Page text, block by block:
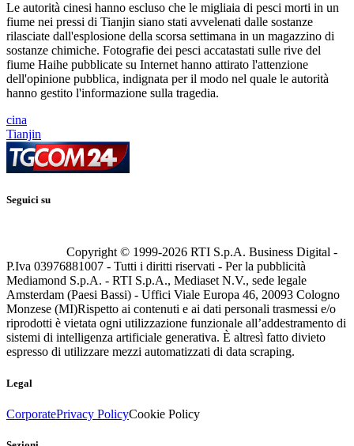
Le autorità cinesi hanno escluso che le migliaia di pesci morti in un
fiume nei pressi di Tianjin siano stati avvelenati dalle sostanze
rilasciate dall'esplosione della scorsa settimana in un magazzino di
sostanze chimiche. Fotografie dei pesci accatastati sulle rive del
fiume Haihe pubblicate su Internet hanno attirato l'attenzione
dell'opinione pubblica, indignata per il modo nel quale le autorità
hanno gestito l'informazione sulla tragedia.
cina
Tianjin
Seguici su
Copyright © 1999-2026 RTI S.p.A. Business Digital -
P.Iva 03976881007 - Tutti i diritti riservati - Per la pubblicità
Mediamond S.p.A. - RTI S.p.A., Mediaset N.V., sede legale
Amsterdam (Paesi Bassi) - Uffici Viale Europa 46, 20093 Cologno
Monzese (MI)Rispetto ai contenuti e ai dati personali trasmessi e/o
riprodotti è vietata ogni utilizzazione funzionale all’addestramento di
sistemi di intelligenza artificiale generativa. È altresì fatto divieto
espresso di utilizzare mezzi automatizzati di data scraping.
Legal
CorporatePrivacy PolicyCookie Policy